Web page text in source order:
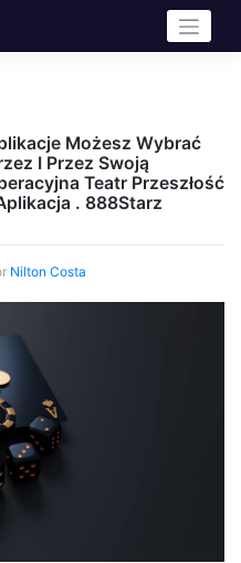
Możesz Wybrać
I Przez Swoją
Teatr Przeszłość
. 888Starz
Nilton Costa